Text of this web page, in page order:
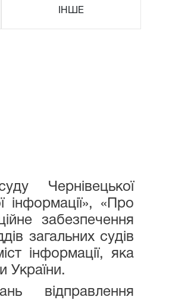
ІНШЕ
Чернівецької
інформації», «Про
забезпечення
загальних судів
інформації, яка
України.
відправлення